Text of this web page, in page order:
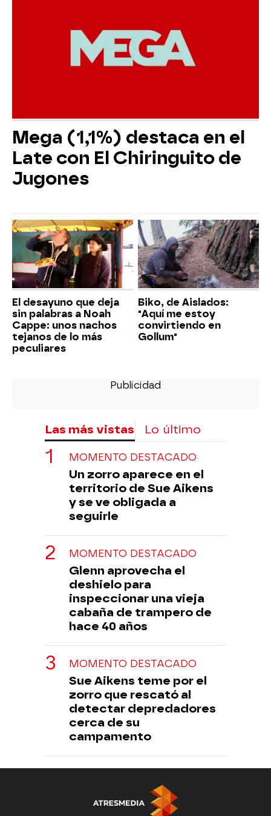
Mega (1,1%) destaca en el
Late con El Chiringuito de
Jugones
El desayuno que deja
sin palabras a Noah
Cappe: unos nachos
tejanos de lo más
peculiares
Biko, de Aislados:
"Aquí me estoy
convirtiendo en
Gollum"
Las más vistas Lo último
MOMENTO DESTACADO
Un zorro aparece en el
territorio de Sue Aikens
y se ve obligada a
seguirle
MOMENTO DESTACADO
Glenn aprovecha el
deshielo para
inspeccionar una vieja
cabaña de trampero de
hace 40 años
MOMENTO DESTACADO
Sue Aikens teme por el
zorro que rescató al
detectar depredadores
cerca de su
campamento